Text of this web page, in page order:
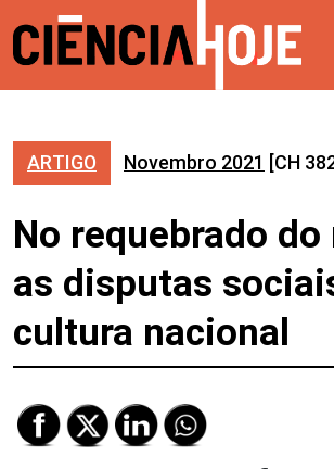
ARTIGO Novembro 2021 [CH
No requebrado do
as disputas
cultura nacional